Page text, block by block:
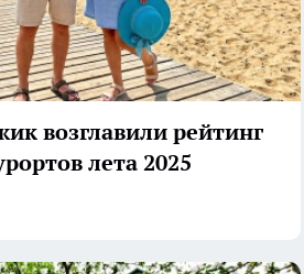
возглавили рейтинг
лета 2025